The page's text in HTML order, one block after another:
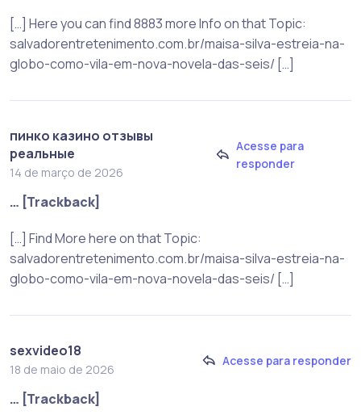
[…] Here you can find 8883 more Info on that Topic:
salvadorentretenimento.com.br/maisa-silva-estreia-na-
globo-como-vila-em-nova-novela-das-seis/ […]
пинко казино отзывы
реальные
14 de março de 2026
Acesse para
responder
… [Trackback]
[…] Find More here on that Topic:
salvadorentretenimento.com.br/maisa-silva-estreia-na-
globo-como-vila-em-nova-novela-das-seis/ […]
sexvideo18
18 de maio de 2026
Acesse para responder
… [Trackback]